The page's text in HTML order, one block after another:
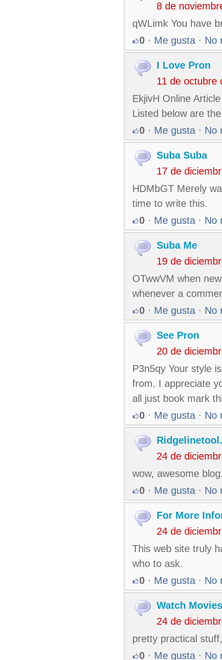
8 de
qWLimk You have
0 · Me gusta · No
I Love Pron
11 de octubre
EkjivH Online
Listed below are
0 · Me gusta · No
Suba Suba
17 de
HDMbGT Merely
time to write this.
0 · Me gusta · No
Suba Me
19 de
OTwwVM when
whenever a
0 · Me gusta · No
See Pron
20 de
P3n5qy Your style
from. I appreciate
all just book mark
0 · Me gusta · No
24 de
wow, awesome
0 · Me gusta · No
For More
24 de
This web site truly
who to ask.
0 · Me gusta · No
Watch Movies
24 de
pretty practical
0 · Me gusta · No